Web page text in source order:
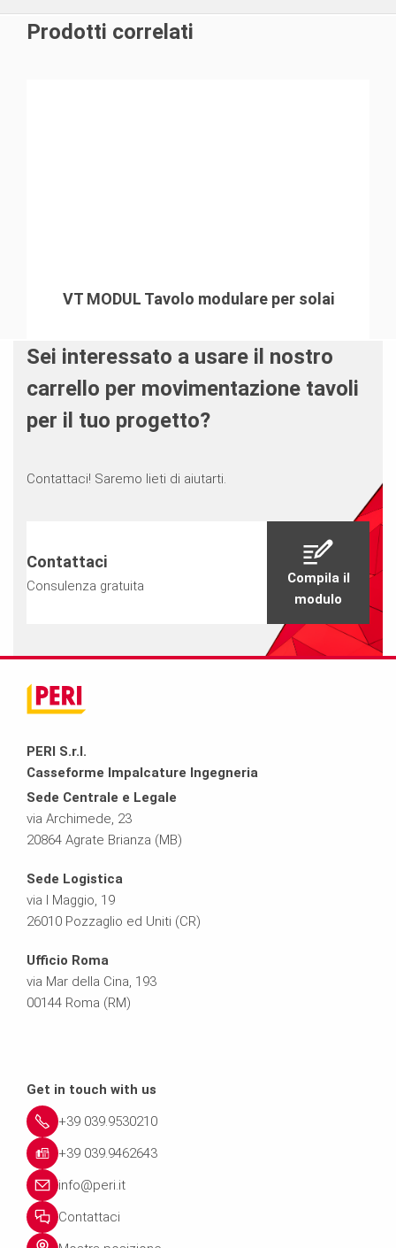
Prodotti correlati
VT MODUL Tavolo modulare per solai
Sei interessato a usare il nostro
carrello per movimentazione tavoli
per il tuo progetto?
Contattaci! Saremo lieti di aiutarti.
Contattaci
Consulenza gratuita
Compila il
modulo
PERI S.r.l.
Casseforme Impalcature Ingegneria
Sede Centrale e Legale
via Archimede, 23
20864 Agrate Brianza (MB)
Sede Logistica
via I Maggio, 19
26010 Pozzaglio ed Uniti (CR)
Ufficio Roma
via Mar della Cina, 193
00144 Roma (RM)
Get in touch with us
+39 039.9530210
+39 039.9462643
info@peri.it
Contattaci